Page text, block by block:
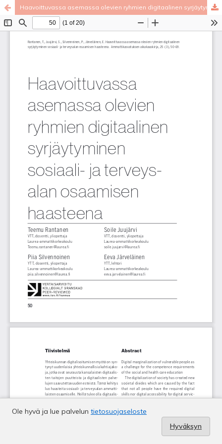
Haavoittuvassa asemassa olevien ryhmien digitaalinen syrjäytyminen sosiaali- ja terveysalan osaamisen haasteena
Ole hyvä ja lue palvelun tietosuojaseloste
Hyväksyn
Palvelua ylläpitääTieteellisten seurain valtuuskunta